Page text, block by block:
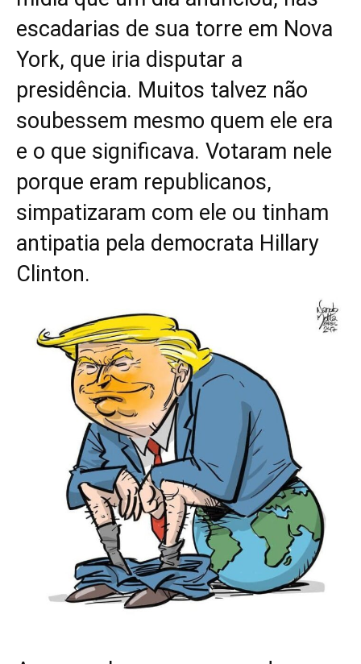
escadarias de sua torre em Nova
York, que iria disputar a
presidência. Muitos talvez não
soubessem mesmo quem ele era
e o que significava. Votaram nele
porque eram republicanos,
simpatizaram com ele ou tinham
antipatia pela democrata Hillary
Clinton.